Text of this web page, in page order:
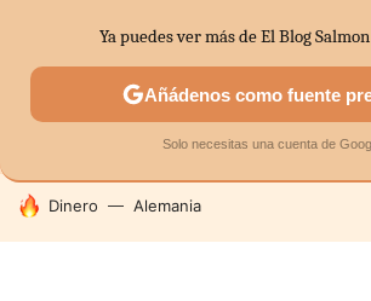
SECTORES ECONOMÍA DOMÉSTICA
HOY SE HABLA DE
Dinero Alemania
Ya puedes ver más de El Blog
Añádenos como fuente
Solo necesitas una cuenta de